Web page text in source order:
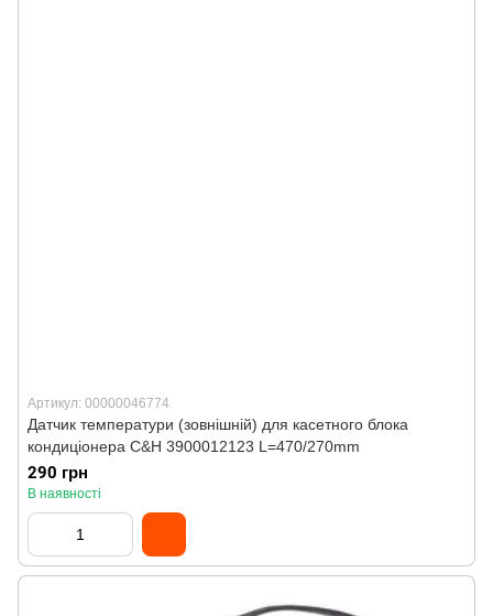
Артикул: 00000046774
Датчик температури (зовнішній) для касетного блока
кондиціонера C&H 3900012123 L=470/270mm
290 грн
В наявності